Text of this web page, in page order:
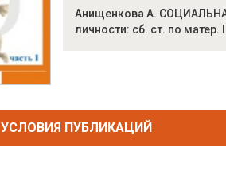
Анищенкова А.
личности: сб. ст. по
УСЛОВИЯ ПУБЛИКАЦИЙ